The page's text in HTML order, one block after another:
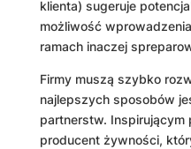
klienta) sugeruje
możliwość
ramach inaczej
Firmy muszą szybko
najlepszych sposobów
partnerstw. Inspirującym
producent żywności,